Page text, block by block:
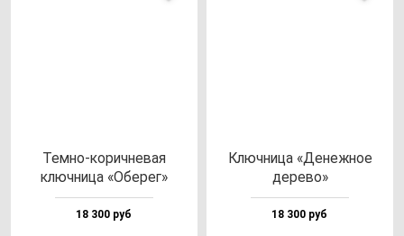
Тем­но-ко­рич­не­вая
ключ­ни­ца «Обе­рег»
18 300 руб
Ключ­ни­ца «Денеж­ное
де­ре­во»
18 300 руб